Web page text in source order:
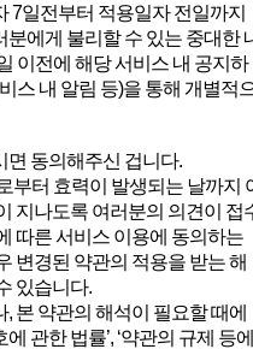
7일전부터 적용일자 전일까지
에게 불리할 수 있는 중대한
이전에 해당 서비스 내 공지하
스 내 알림 등)을 통해 개별적
면 동의해주신 겁니다.
부터 효력이 발생되는 날까지
지나도록 여러분의 의견이 접
따른 서비스 이용에 동의하는
변경된 약관의 적용을 받는 해
있습니다.
본 약관의 해석이 필요할 때에
관한 법률’, ‘약관의 규제 등에